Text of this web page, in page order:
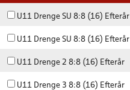
U11 Drenge SU 8:8 (16) Efterår
U11 Drenge SU 8:8 (16) Efterår
U11 Drenge 2 8:8 (16) Efterår
U11 Drenge 3 8:8 (16) Efterår